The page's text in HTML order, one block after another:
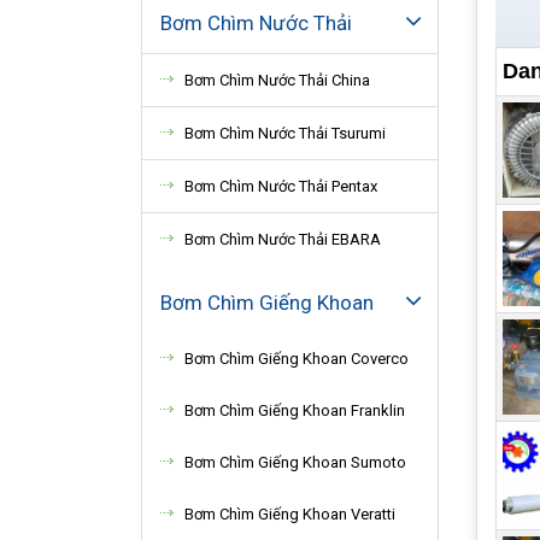
Bơm Chìm Nước Thải
Bơm Chìm Nước Thải China
Bơm Chìm Nước Thải Tsurumi
Bơm Chìm Nước Thải Pentax
Bơm Chìm Nước Thải EBARA
Bơm Chìm Giếng Khoan
Bơm Chìm Giếng Khoan Coverco
Bơm Chìm Giếng Khoan Franklin
Bơm Chìm Giếng Khoan Sumoto
Bơm Chìm Giếng Khoan Veratti
Vệ
tấm
Để
các